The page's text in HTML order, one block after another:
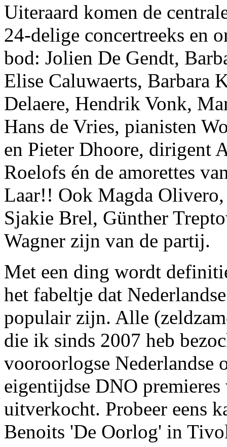
Uiteraard komen de
24-delige concertreeks en
bod: Jolien De Gendt,
Elise Caluwaerts, Barbara
Delaere, Hendrik Vonk,
Hans de Vries, pianisten
en Pieter Dhoore, dirigent
Roelofs én de amorettes
Laar!! Ook Magda
Sjakie Brel, Günther
Wagner zijn van de partij.
Met een ding wordt
het fabeltje dat
populair zijn. Alle
die ik sinds 2007 heb
vooroorlogse Nederlandse
eigentijdse DNO
uitverkocht. Probeer eens
Benoits 'De Oorlog' in